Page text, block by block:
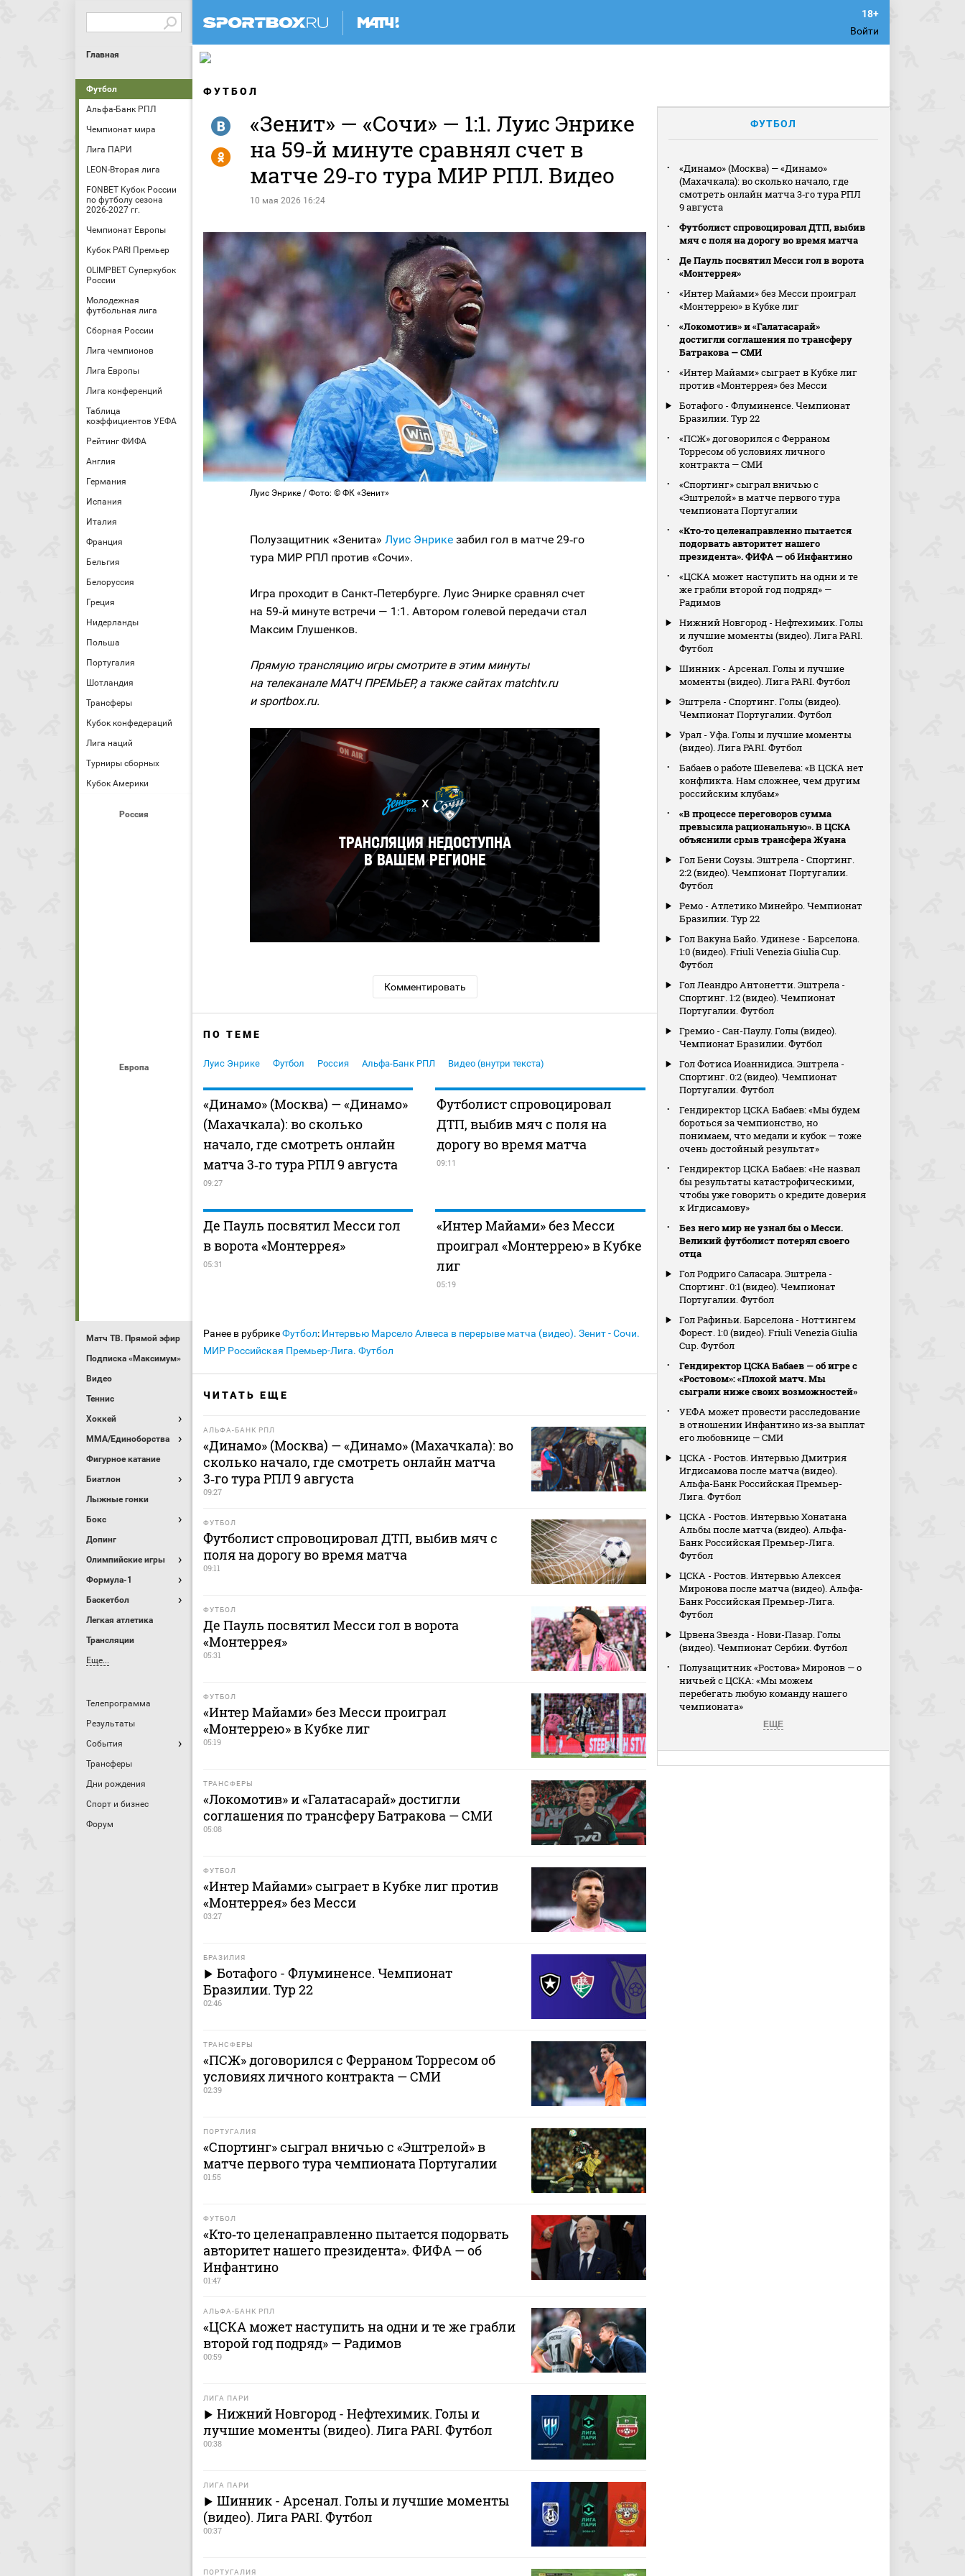
Войти
Главная
Футбол
Альфа-Банк РПЛ
Чемпионат мира
Лига ПАРИ
LEON-Вторая лига
FONBET Кубок России
по футболу сезона
2026-2027 гг.
Чемпионат Европы
Кубок PARI Премьер
OLIMPBET Суперкубок
России
Молодежная
футбольная лига
Сборная России
Лига чемпионов
Лига Европы
Лига конференций
Таблица
коэффициентов УЕФА
Рейтинг ФИФА
Англия
Германия
Испания
Италия
Франция
Бельгия
Белоруссия
Греция
Нидерланды
Польша
Португалия
Шотландия
Трансферы
Кубок конфедераций
Лига наций
Турниры сборных
Кубок Америки
Россия
Европа
Матч ТВ. Прямой эфир
Подписка «Максимум»
Видео
Теннис
Хоккей
MMA/Единоборства
Фигурное катание
Биатлон
Лыжные гонки
Бокс
Допинг
Олимпийские игры
Формула-1
Баскетбол
Легкая атлетика
Трансляции
Еще...
Телепрограмма
Результаты
События
Трансферы
Дни рождения
Спорт и бизнес
Форум
ФУТБОЛ
«Зенит» — «Сочи» — 1:1. Луис Энрике
на 59‑й минуте сравнял счет в
матче 29‑го тура МИР РПЛ. Видео
10 мая 2026 16:24
R
Y
Луис Энрике / Фото: © ФК «Зенит»
Полузащитник «Зенита» Луис Энрике забил гол в матче 29‑го
тура МИР РПЛ против «Сочи».
Игра проходит в Санкт‑Петербурге. Луис Энирке сравнял счет
на 59‑й минуте встречи — 1:1. Автором голевой передачи стал
Максим Глушенков.
Прямую трансляцию игры смотрите в этим минуты
на телеканале МАТЧ ПРЕМЬЕР, а также сайтах matchtv.ru
и sportbox.ru.
Комментировать
ПО ТЕМЕ
Луис Энрике Футбол Россия Альфа-Банк РПЛ Видео (внутри текста)
«Динамо» (Москва) — «Динамо»
(Махачкала): во сколько
начало, где смотреть онлайн
матча 3‑го тура РПЛ 9 августа
09:27
Футболист спровоцировал
ДТП, выбив мяч с поля на
дорогу во время матча
09:11
Де Пауль посвятил Месси гол
в ворота «Монтеррея»
05:31
«Интер Майами» без Месси
проиграл «Монтеррею» в Кубке
лиг
05:19
Ранее в рубрикеФутбол: Интервью Марсело Алвеса в перерыве матча (видео). Зенит - Сочи.
МИР Российская Премьер-Лига. Футбол
ЧИТАТЬ ЕЩЕ
АЛЬФА-БАНК РПЛ
«Динамо» (Москва) — «Динамо» (Махачкала): во
сколько начало, где смотреть онлайн матча
3‑го тура РПЛ 9 августа
09:27
ФУТБОЛ
Футболист спровоцировал ДТП, выбив мяч с
поля на дорогу во время матча
09:11
ФУТБОЛ
Де Пауль посвятил Месси гол в ворота
«Монтеррея»
05:31
ФУТБОЛ
«Интер Майами» без Месси проиграл
«Монтеррею» в Кубке лиг
05:19
ТРАНСФЕРЫ
«Локомотив» и «Галатасарай» достигли
соглашения по трансферу Батракова — СМИ
05:08
ФУТБОЛ
«Интер Майами» сыграет в Кубке лиг против
«Монтеррея» без Месси
03:27
БРАЗИЛИЯ
Ботафого - Флуминенсе. Чемпионат
Бразилии. Тур 22
02:46
ТРАНСФЕРЫ
«ПСЖ» договорился с Ферраном Торресом об
условиях личного контракта — СМИ
02:39
ПОРТУГАЛИЯ
«Спортинг» сыграл вничью с «Эштрелой» в
матче первого тура чемпионата Португалии
01:55
ФУТБОЛ
«Кто‑то целенаправленно пытается подорвать
авторитет нашего президента». ФИФА — об
Инфантино
01:47
АЛЬФА-БАНК РПЛ
«ЦСКА может наступить на одни и те же грабли
второй год подряд» — Радимов
00:59
ЛИГА ПАРИ
Нижний Новгород - Нефтехимик. Голы и
лучшие моменты (видео). Лига PARI. Футбол
00:38
ЛИГА ПАРИ
Шинник - Арсенал. Голы и лучшие моменты
(видео). Лига PARI. Футбол
00:37
ПОРТУГАЛИЯ
ФУТБОЛ
«Динамо» (Москва) — «Динамо»
(Махачкала): во сколько начало, где
смотреть онлайн матча 3‑го тура РПЛ
9 августа
Футболист спровоцировал ДТП, выбив
мяч с поля на дорогу во время матча
Де Пауль посвятил Месси гол в ворота
«Монтеррея»
«Интер Майами» без Месси проиграл
«Монтеррею» в Кубке лиг
«Локомотив» и «Галатасарай»
достигли соглашения по трансферу
Батракова — СМИ
«Интер Майами» сыграет в Кубке лиг
против «Монтеррея» без Месси
Ботафого - Флуминенсе. Чемпионат
Бразилии. Тур 22
«ПСЖ» договорился с Ферраном
Торресом об условиях личного
контракта — СМИ
«Спортинг» сыграл вничью с
«Эштрелой» в матче первого тура
чемпионата Португалии
«Кто‑то целенаправленно пытается
подорвать авторитет нашего
президента». ФИФА — об Инфантино
«ЦСКА может наступить на одни и те
же грабли второй год подряд» —
Радимов
Нижний Новгород - Нефтехимик. Голы
и лучшие моменты (видео). Лига PARI.
Футбол
Шинник - Арсенал. Голы и лучшие
моменты (видео). Лига PARI. Футбол
Эштрела - Спортинг. Голы (видео).
Чемпионат Португалии. Футбол
Урал - Уфа. Голы и лучшие моменты
(видео). Лига PARI. Футбол
Бабаев о работе Шевелева: «В ЦСКА нет
конфликта. Нам сложнее, чем другим
российским клубам»
«В процессе переговоров сумма
превысила рациональную». В ЦСКА
объяснили срыв трансфера Жуана
Гол Бени Соузы. Эштрела - Спортинг.
2:2 (видео). Чемпионат Португалии.
Футбол
Ремо - Атлетико Минейро. Чемпионат
Бразилии. Тур 22
Гол Вакуна Байо. Удинезе - Барселона.
1:0 (видео). Friuli Venezia Giulia Cup.
Футбол
Гол Леандро Антонетти. Эштрела -
Спортинг. 1:2 (видео). Чемпионат
Португалии. Футбол
Гремио - Сан-Паулу. Голы (видео).
Чемпионат Бразилии. Футбол
Гол Фотиса Иоаннидиса. Эштрела -
Спортинг. 0:2 (видео). Чемпионат
Португалии. Футбол
Гендиректор ЦСКА Бабаев: «Мы будем
бороться за чемпионство, но
понимаем, что медали и кубок — тоже
очень достойный результат»
Гендиректор ЦСКА Бабаев: «Не назвал
бы результаты катастрофическими,
чтобы уже говорить о кредите доверия
к Игдисамову»
Без него мир не узнал бы о Месси.
Великий футболист потерял своего
отца
Гол Родриго Саласара. Эштрела -
Спортинг. 0:1 (видео). Чемпионат
Португалии. Футбол
Гол Рафиньи. Барселона - Ноттингем
Форест. 1:0 (видео). Friuli Venezia Giulia
Cup. Футбол
Гендиректор ЦСКА Бабаев — об игре с
«Ростовом»: «Плохой матч. Мы
сыграли ниже своих возможностей»
УЕФА может провести расследование
в отношении Инфантино из‑за выплат
его любовнице — СМИ
ЦСКА - Ростов. Интервью Дмитрия
Игдисамова после матча (видео).
Альфа-Банк Российская Премьер-
Лига. Футбол
ЦСКА - Ростов. Интервью Хонатана
Альбы после матча (видео). Альфа-
Банк Российская Премьер-Лига.
Футбол
ЦСКА - Ростов. Интервью Алексея
Миронова после матча (видео). Альфа-
Банк Российская Премьер-Лига.
Футбол
Црвена Звезда - Нови-Пазар. Голы
(видео). Чемпионат Сербии. Футбол
Полузащитник «Ростова» Миронов — о
ничьей с ЦСКА: «Мы можем
перебегать любую команду нашего
чемпионата»
ЕЩЕ